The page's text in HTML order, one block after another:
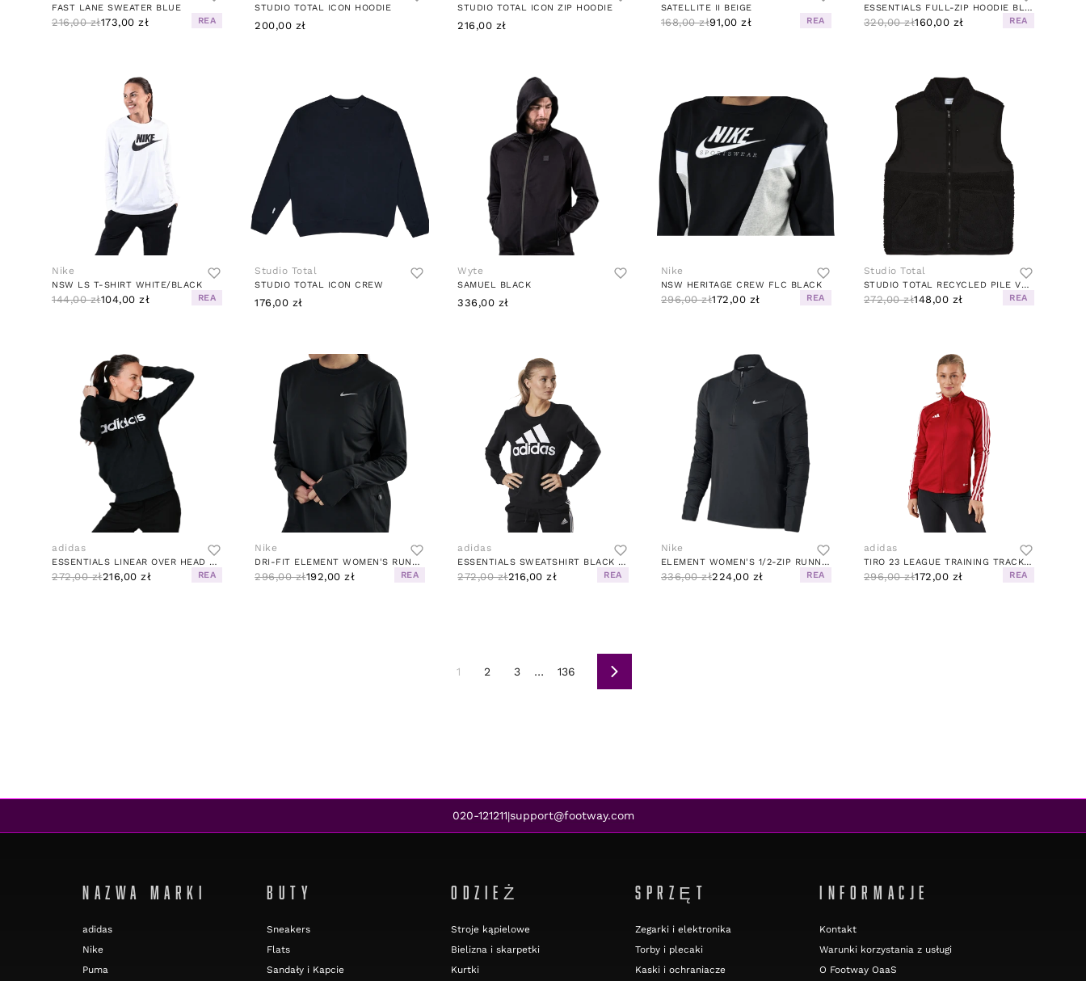
FAST LANE SWEATER BLUE
216,00 zł173,00 zł REA
STUDIO TOTAL ICON HOODIE
200,00 zł
STUDIO TOTAL ICON ZIP HOODIE
216,00 zł
SATELLITE II BEIGE
168,00 zł91,00 zł REA
ESSENTIALS FULL-ZIP HOODIE BLACK / WHITE
320,00 zł160,00 zł REA
Nike
NSW LS T-SHIRT WHITE/BLACK
144,00 zł104,00 zł REA
Studio Total
STUDIO TOTAL ICON CREW
176,00 zł
Wyte
SAMUEL BLACK
336,00 zł
Nike
NSW HERITAGE CREW FLC BLACK
296,00 zł172,00 zł REA
Studio Total
STUDIO TOTAL RECYCLED PILE VEST
272,00 zł148,00 zł REA
adidas
ESSENTIALS LINEAR OVER HEAD HOODIE BLACK / WHITE
272,00 zł216,00 zł REA
Nike
DRI-FIT ELEMENT WOMEN'S RUNNING CREW BLACK/REFLECTIVE SILV
296,00 zł192,00 zł REA
adidas
ESSENTIALS SWEATSHIRT BLACK / WHITE
272,00 zł216,00 zł REA
Nike
ELEMENT WOMEN'S 1/2-ZIP RUNNING TOP BLACK/REFLECTIVE SILV
336,00 zł224,00 zł REA
adidas
TIRO 23 LEAGUE TRAINING TRACK TOP TEAM POWER RED 2
296,00 zł172,00 zł REA
1 2 3 … 136 Dalej
020-121211|support@footway.com
NAZWA MARKI
adidas
Nike
Puma
BUTY
Sneakers
Flats
Sandały i Kapcie
ODZIEŻ
Stroje kąpielowe
Bielizna i skarpetki
Kurtki
SPRZĘT
Zegarki i elektronika
Torby i plecaki
Kaski i ochraniacze
INFORMACJE
Kontakt
Warunki korzystania z usługi
O Footway OaaS